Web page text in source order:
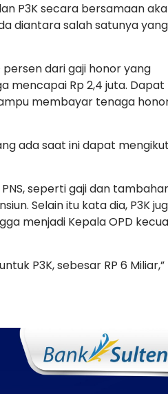
P3K secara bersamaan
diantara salah satunya yang
dari gaji honor yang
mencapai Rp 2,4 juta. Dapat
membayar tenaga
ada saat ini dapat
seperti gaji dan
Selain itu kata dia, P3K
menjadi Kepala OPD
P3K, sebesar RP 6 Miliar,”